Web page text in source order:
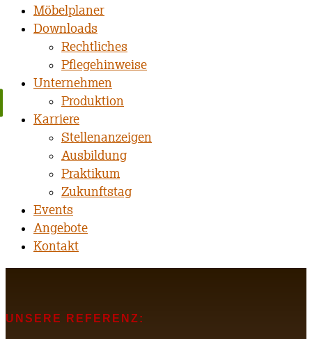
Möbelplaner
Downloads
Rechtliches
Pflegehinweise
Unternehmen
Produktion
Karriere
Stellenanzeigen
Ausbildung
Praktikum
Zukunftstag
Events
Angebote
Kontakt
UNSERE REFERENZ: